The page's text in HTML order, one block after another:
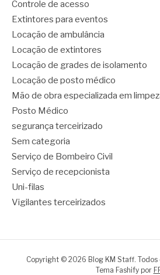
Controle de acesso
Extintores para eventos
Locação de ambulância
Locação de extintores
Locação de grades de isolamento
Locação de posto médico
Mão de obra especializada em
Posto Médico
segurança terceirizado
Sem categoria
Serviço de Bombeiro Civil
Serviço de recepcionista
Uni-filas
Vigilantes terceirizados
Copyright © 2026 Blog KM Staff.
Tema Fashify por